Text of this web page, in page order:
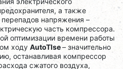
а также
напряжения –
часть компрессора.
оптимизации времени работы
ходу AutoTlse– значительно
останавливая компрессор
сжатого воздуха,